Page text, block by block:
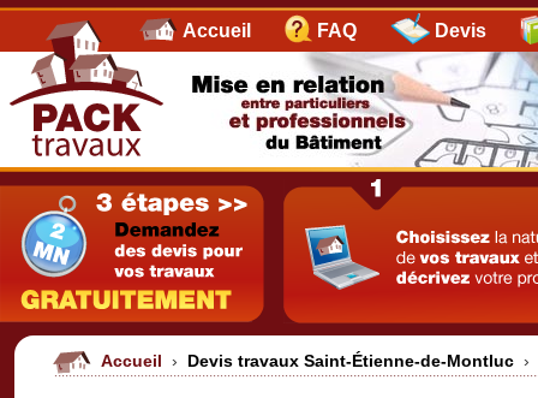
Accueil FAQ Devis
Accueil › Devis travaux Saint-Étienne-de-Montluc ›